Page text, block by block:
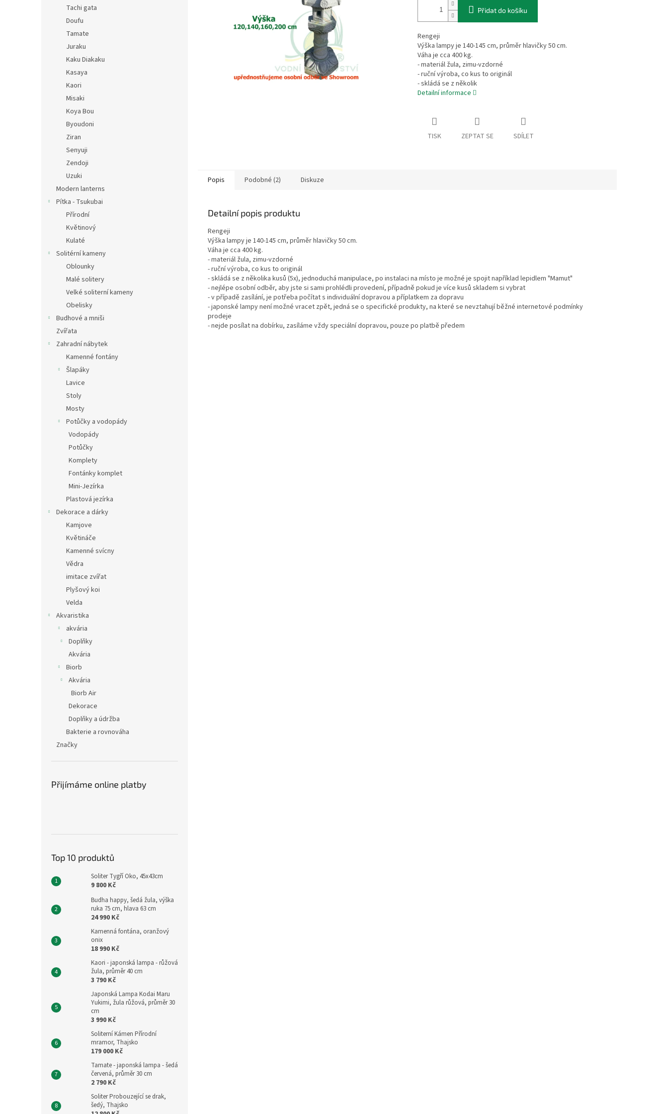
Tachi gata
Doufu
Tamate
Juraku
Kaku Diakaku
Kasaya
Kaori
Misaki
Koya Bou
Byoudoni
Ziran
Senyuji
Zendoji
Uzuki
Modern lanterns
Pítka - Tsukubai
Přírodní
Květinový
Kulaté
Solitérní kameny
Oblounky
Malé solitery
Velké soliterní kameny
Obelisky
Budhové a mniši
Zvířata
Zahradní nábytek
Kamenné fontány
Šlapáky
Lavice
Stoly
Mosty
Potůčky a vodopády
Vodopády
Potůčky
Komplety
Fontánky komplet
Mini-Jezírka
Plastová jezírka
Dekorace a dárky
Kamjove
Květináče
Kamenné svícny
Vědra
imitace zvířat
Plyšový koi
Velda
Akvaristika
akvária
Doplňky
Akvária
Biorb
Akvária
Biorb Air
Dekorace
Doplňky a údržba
Bakterie a rovnováha
Značky
Přijímáme online platby
Top 10 produktů
Soliter Tygří Oko, 45x43cm
9 800 Kč
Budha happy, šedá žula, výška
ruka 75 cm, hlava 63 cm
24 990 Kč
Kamenná fontána, oranžový
onix
18 990 Kč
Kaori - japonská lampa - růžová
žula, průměr 40 cm
3 790 Kč
Japonská Lampa Kodai Maru
Yukimi, žula růžová, průměr 30
cm
3 990 Kč
Soliterní Kámen Přírodní
mramor, Thajsko
179 000 Kč
Tamate - japonská lampa - šedá
červená, průměr 30 cm
2 790 Kč
Soliter Probouzející se drak,
šedý, Thajsko
Přidat do košíku
Rengeji
Výška lampy je 140-145 cm, průměr hlavičky 50 cm.
Váha je cca 400 kg.
- materiál žula, zimu-vzdorné
- ruční výroba, co kus to originál
- skládá se z několik
Detailní informace
TISK ZEPTAT SE SDÍLET
Popis Podobné (2) Diskuze
Detailní popis produktu
Rengeji
Výška lampy je 140-145 cm, průměr hlavičky 50 cm.
Váha je cca 400 kg.
- materiál žula, zimu-vzdorné
- ruční výroba, co kus to originál
- skládá se z několika kusů (5x), jednoduchá manipulace, po instalaci na místo je možné je spojit například lepidlem "Mamut"
- nejlépe osobní odběr, aby jste si sami prohlédli provedení, případně pokud je více kusů skladem si vybrat
- v případě zasílání, je potřeba počítat s individuální dopravou a příplatkem za dopravu
- japonské lampy není možné vracet zpět, jedná se o specifické produkty, na které se nevztahují běžné internetové podmínky
prodeje
- nejde posílat na dobírku, zasíláme vždy speciální dopravou, pouze po platbě předem